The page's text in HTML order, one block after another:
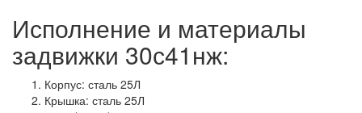
Исполнение и материалы
задвижки 30с41нж:
Корпус: сталь 25Л
Крышка: сталь 25Л